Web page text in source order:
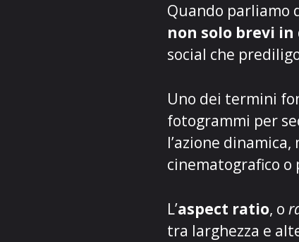
Quando parliamo
non solo brevi
social che
Uno dei termini
fotogrammi per
l’azione
cinematografico
L’aspect ratio, o
tra larghezza e